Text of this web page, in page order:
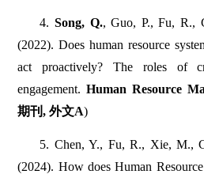
4.Song, Q., Guo, P., Fu, R.,
(2022). Does human resource
act proactively? The roles of
engagement. Human Resource
期刊, 外文A)
5. Chen, Y., Fu, R., Xie, M.,
(2024). How does Human